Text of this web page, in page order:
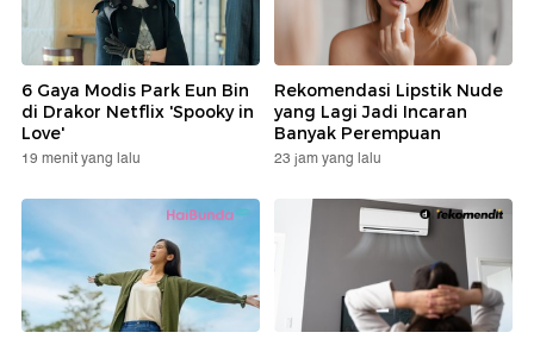
6 Gaya Modis Park Eun Bin
di Drakor Netflix 'Spooky in
Love'
19 menit yang lalu
Rekomendasi Lipstik Nude
yang Lagi Jadi Incaran
Banyak Perempuan
23 jam yang lalu